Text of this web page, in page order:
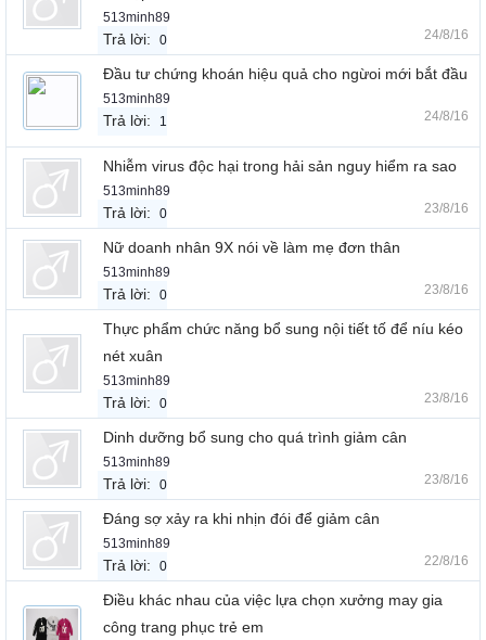
513minh89
Trả lời: 0 24/8/16
Đầu tư chứng khoán hiệu quả cho ngừoi mới bắt đầu
513minh89
Trả lời: 1 24/8/16
Nhiễm virus độc hại trong hải sản nguy hiểm ra sao
513minh89
Trả lời: 0 23/8/16
Nữ doanh nhân 9X nói về làm mẹ đơn thân
513minh89
Trả lời: 0 23/8/16
Thực phẩm chức năng bổ sung nội tiết tố để níu kéo
nét xuân
513minh89
Trả lời: 0 23/8/16
Dinh dưỡng bổ sung cho quá trình giảm cân
513minh89
Trả lời: 0 23/8/16
Đáng sợ xảy ra khi nhịn đói để giảm cân
513minh89
Trả lời: 0 22/8/16
Điều khác nhau của việc lựa chọn xưởng may gia
công trang phục trẻ em